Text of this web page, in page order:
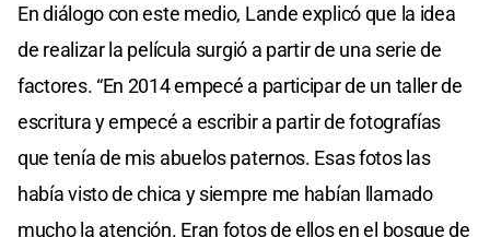
En diálogo con este medio, Lande explicó que la idea
de realizar la película surgió a partir de una serie de
factores. “En 2014 empecé a participar de un taller de
escritura y empecé a escribir a partir de fotografías
que tenía de mis abuelos paternos. Esas fotos las
había visto de chica y siempre me habían llamado
mucho la atención. Eran fotos de ellos en el bosque de